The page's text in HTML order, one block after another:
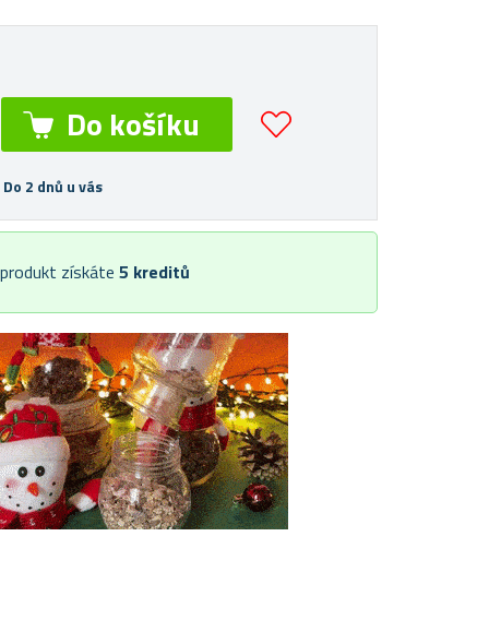
2 dnů u vás
získáte 5 kreditů